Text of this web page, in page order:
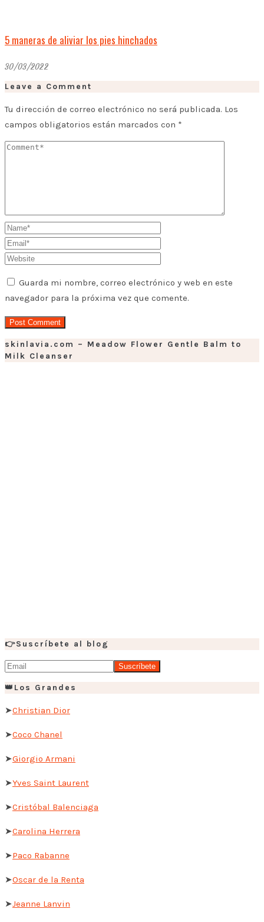
5 maneras de aliviar los pies hinchados
30/03/2022
Leave a Comment
Tu dirección de correo electrónico no será publicada. Los
campos obligatorios están marcados con *
Guarda mi nombre, correo electrónico y web en este
navegador para la próxima vez que comente.
skinlavia.com – Meadow Flower Gentle Balm to
Milk Cleanser
👉Suscríbete al blog
👑Los Grandes
➤Christian Dior
➤Coco Chanel
➤Giorgio Armani
➤Yves Saint Laurent
➤Cristóbal Balenciaga
➤Carolina Herrera
➤Paco Rabanne
➤Oscar de la Renta
➤Jeanne Lanvin